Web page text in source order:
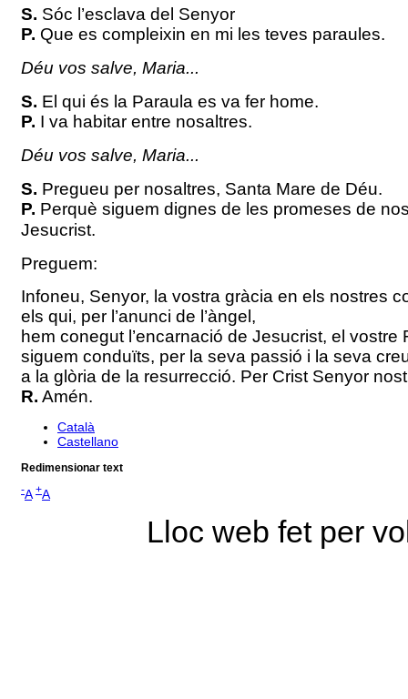
S. Sóc l’esclava del Senyor
P. Que es compleixin en mi les teves paraules.
Déu vos salve, Maria...
S. El qui és la Paraula es va fer home.
P. I va habitar entre nosaltres.
Déu vos salve, Maria...
S. Pregueu per nosaltres, Santa Mare de Déu.
P. Perquè siguem dignes de les promeses de
Jesucrist.
Preguem:
Infoneu, Senyor, la vostra gràcia en els nostres
els qui, per l’anunci de l’àngel,
hem conegut l’encarnació de Jesucrist, el vostre
siguem conduïts, per la seva passió i la seva
a la glòria de la resurrecció. Per Crist Senyor
R. Amén.
Català
Castellano
Redimensionar text
-A +A
Lloc web fet per